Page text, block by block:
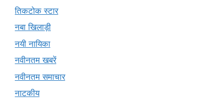
तिकटोक स्टार
नबा खिलाड़ी
नयी नायिका
नवीनतम खबरें
नवीनतम समाचार
नाटकीय